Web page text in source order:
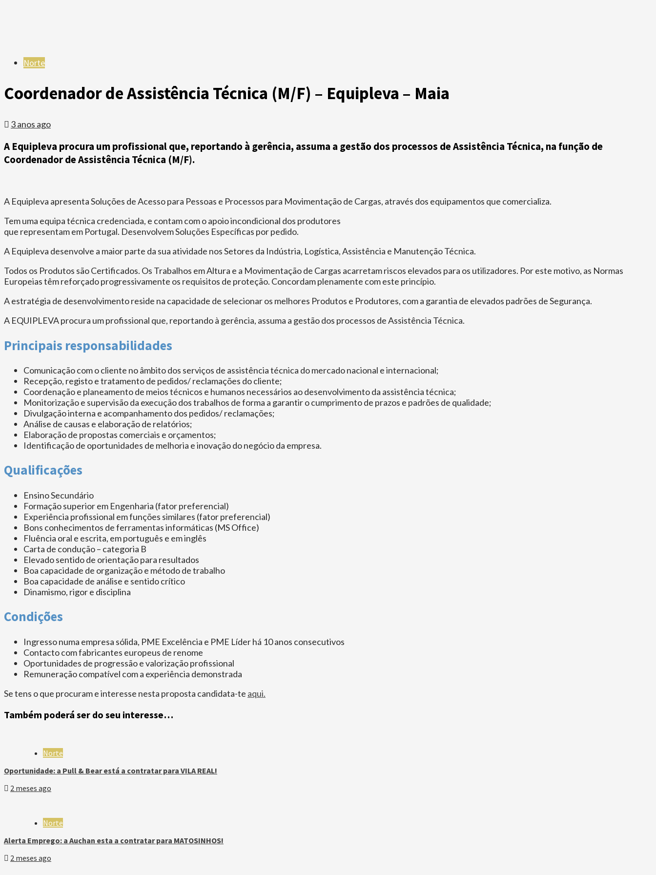
Norte
Coordenador de Assistência Técnica (M/F) – Equipleva – Maia
3 anos ago
A Equipleva procura um profissional que, reportando à gerência, assuma a gestão dos processos de Assistência Técnica, na função de
Coordenador de Assistência Técnica (M/F).
A Equipleva apresenta Soluções de Acesso para Pessoas e Processos para Movimentação de Cargas, através dos equipamentos que comercializa.
Tem uma equipa técnica credenciada, e contam com o apoio incondicional dos produtores
que representam em Portugal. Desenvolvem Soluções Específicas por pedido.
A Equipleva desenvolve a maior parte da sua atividade nos Setores da Indústria, Logística, Assistência e Manutenção Técnica.
Todos os Produtos são Certificados. Os Trabalhos em Altura e a Movimentação de Cargas acarretam riscos elevados para os utilizadores. Por este motivo, as Normas
Europeias têm reforçado progressivamente os requisitos de proteção. Concordam plenamente com este princípio.
A estratégia de desenvolvimento reside na capacidade de selecionar os melhores Produtos e Produtores, com a garantia de elevados padrões de Segurança.
A EQUIPLEVA procura um profissional que, reportando à gerência, assuma a gestão dos processos de Assistência Técnica.
Principais responsabilidades
Comunicação com o cliente no âmbito dos serviços de assistência técnica do mercado nacional e internacional;
Recepção, registo e tratamento de pedidos/ reclamações do cliente;
Coordenação e planeamento de meios técnicos e humanos necessários ao desenvolvimento da assistência técnica;
Monitorização e supervisão da execução dos trabalhos de forma a garantir o cumprimento de prazos e padrões de qualidade;
Divulgação interna e acompanhamento dos pedidos/ reclamações;
Análise de causas e elaboração de relatórios;
Elaboração de propostas comerciais e orçamentos;
Identificação de oportunidades de melhoria e inovação do negócio da empresa.
Qualificações
Ensino Secundário
Formação superior em Engenharia (fator preferencial)
Experiência profissional em funções similares (fator preferencial)
Bons conhecimentos de ferramentas informáticas (MS Office)
Fluência oral e escrita, em português e em inglês
Carta de condução – categoria B
Elevado sentido de orientação para resultados
Boa capacidade de organização e método de trabalho
Boa capacidade de análise e sentido crítico
Dinamismo, rigor e disciplina
Condições
Ingresso numa empresa sólida, PME Excelência e PME Líder há 10 anos consecutivos
Contacto com fabricantes europeus de renome
Oportunidades de progressão e valorização profissional
Remuneração compatível com a experiência demonstrada
Se tens o que procuram e interesse nesta proposta candidata-te aqui.
Também poderá ser do seu interesse…
Norte
Oportunidade: a Pull & Bear está a contratar para VILA REAL!
2 meses ago
Norte
Alerta Emprego: a Auchan esta a contratar para MATOSINHOS!
2 meses ago